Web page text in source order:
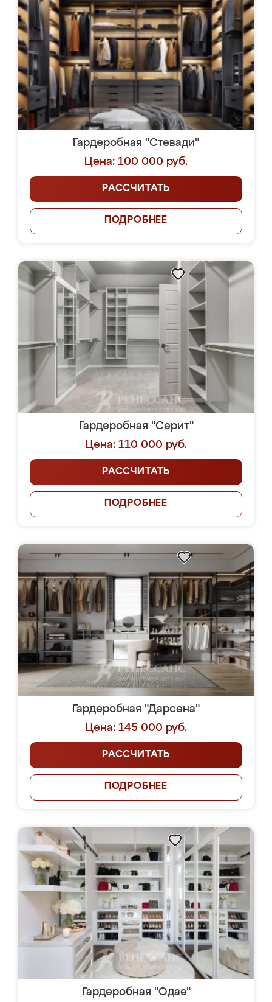
Гардеробная "Стевади"
Цена: 100 000 руб.
РАССЧИТАТЬ
ПОДРОБНЕЕ
Гардеробная "Серит"
Цена: 110 000 руб.
РАССЧИТАТЬ
ПОДРОБНЕЕ
Гардеробная "Дарсена"
Цена: 145 000 руб.
РАССЧИТАТЬ
ПОДРОБНЕЕ
Гардеробная "Одае"